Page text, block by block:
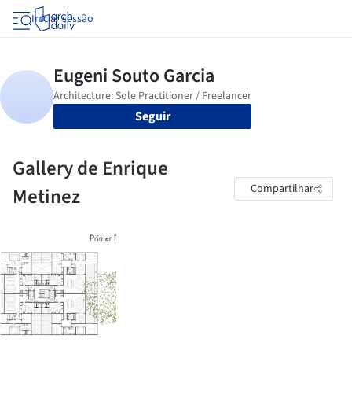
Iniciar sessão
Seguir
Gallery de Enrique
Metinez
Compartilhar